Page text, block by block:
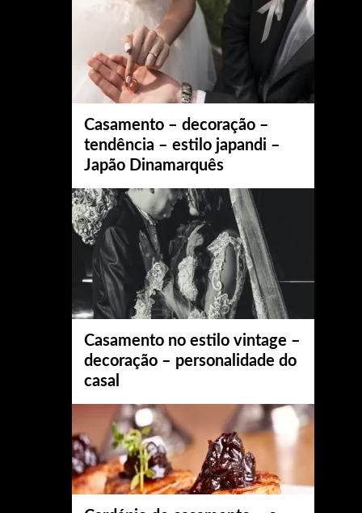
Casamento – decoração –
tendência – estilo japandi –
Japão Dinamarquês
Casamento no estilo vintage –
decoração – personalidade do
casal